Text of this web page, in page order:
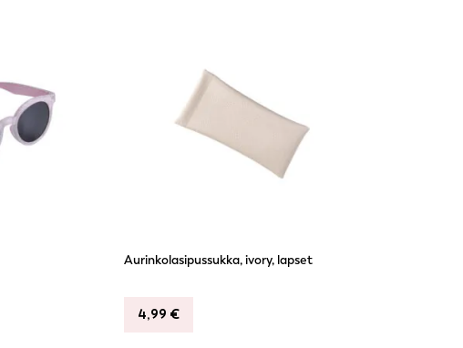
Aurinkolasipussukka, ivory, lapset
4,99 €